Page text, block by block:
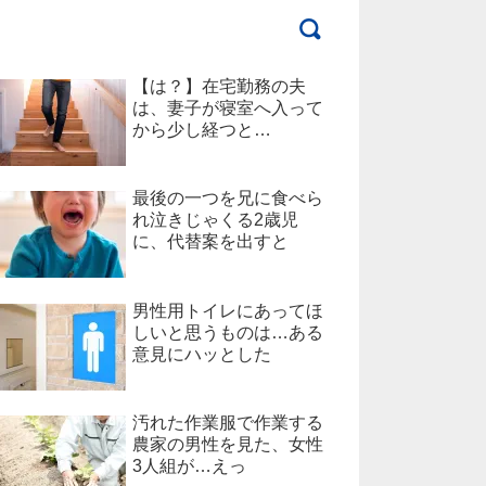
【は？】在宅勤務の夫
は、妻子が寝室へ入って
から少し経つと…
最後の一つを兄に食べら
れ泣きじゃくる2歳児
に、代替案を出すと
男性用トイレにあってほ
しいと思うものは…ある
意見にハッとした
汚れた作業服で作業する
農家の男性を見た、女性
3人組が…えっ